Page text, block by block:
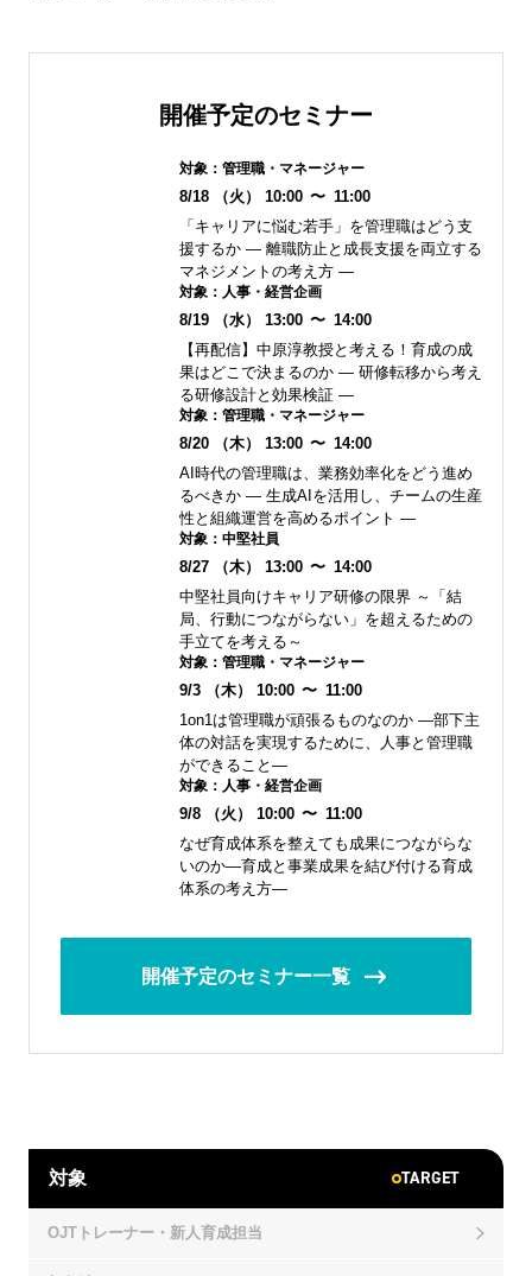
開催予定のセミナー
対象： 管理職・マネージャー
8/18 （火） 10:00 〜 11:00
「キャリアに悩む若手」を管理職はどう支
援するか ― 離職防止と成長支援を両立する
マネジメントの考え方 ―
対象： 人事・経営企画
8/19 （水） 13:00 〜 14:00
【再配信】中原淳教授と考える！育成の成
果はどこで決まるのか ― 研修転移から考え
る研修設計と効果検証 ―
対象： 管理職・マネージャー
8/20 （木） 13:00 〜 14:00
AI時代の管理職は、業務効率化をどう進め
るべきか ― 生成AIを活用し、チームの生産
性と組織運営を高めるポイント ―
対象： 中堅社員
8/27 （木） 13:00 〜 14:00
中堅社員向けキャリア研修の限界 ～「結
局、行動につながらない」を超えるための
手立てを考える～
対象： 管理職・マネージャー
9/3 （木） 10:00 〜 11:00
1on1は管理職が頑張るものなのか ―部下主
体の対話を実現するために、人事と管理職
ができること―
対象： 人事・経営企画
9/8 （火） 10:00 〜 11:00
なぜ育成体系を整えても成果につながらな
いのか―育成と事業成果を結び付ける育成
体系の考え方―
開催予定のセミナー一覧
対象 TARGET
OJTトレーナー・新人育成担当